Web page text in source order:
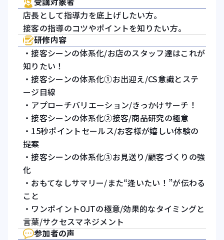
店長として指導力を底上げしたい方。
接客の指導のコツやポイントを知りたい方。
研修内容
・接客シーンの体系化/お店のスタッフ達はこれが
知りたい！
・接客シーンの体系化①お出迎え/CS意識とステ
ージ目線
・アプローチバリエーション/きっかけサーチ！
・接客シーンの体系化②接客/商品研究の極意
・15秒ポイントセールス/お客様が嬉しい体験の
提案
・接客シーンの体系化③お見送り/顧客づくりの強
化
・おもてなしサマリー/また“逢いたい！”が伝わる
こと
・ワンポイントOJTの極意/効果的なタイミングと
言葉/サクセスマネジメント
参加者の声